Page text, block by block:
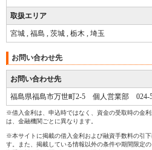
取扱エリア
宮城 , 福島 , 茨城 , 栃木 , 埼玉
お問い合わせ先
お問い合わせ先
福島県福島市万世町2-5 個人営業部 024-
※借入金利は、申込時ではなく、資金の受取時の金
は、金融機関ごとに異なります。
※本サイトに掲載の借入金利および融資手数料の引
す。また、掲載している情報以外の条件や期間限定